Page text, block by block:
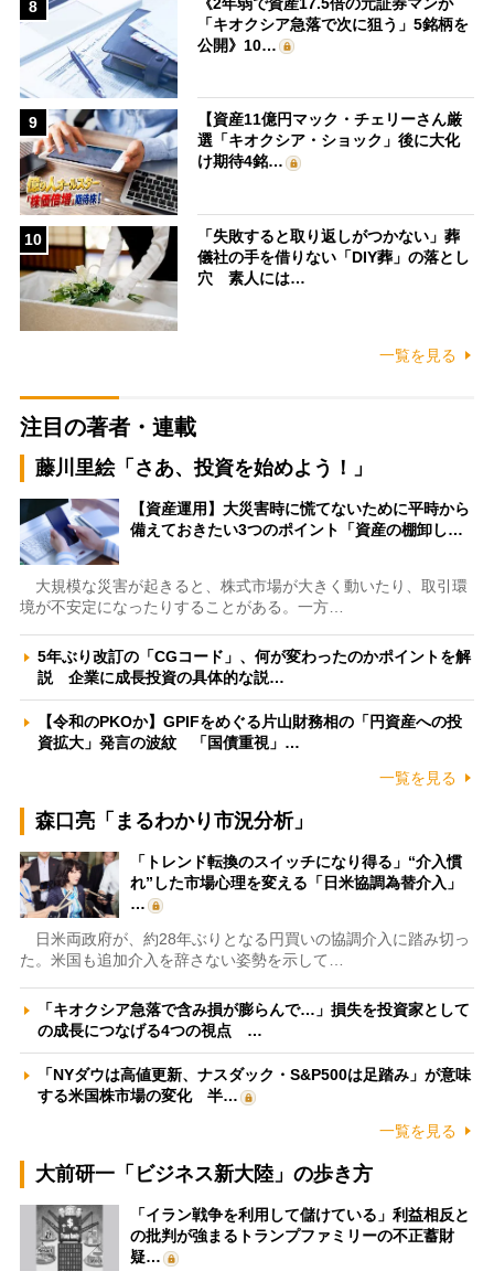
8
「キオクシア急落で次に狙う」5銘柄を
公開》10…
9
【資産11億円マック・チェリーさん厳
選「キオクシア・ショック」後に大化
け期待4銘…
10
「失敗すると取り返しがつかない」葬
儀社の手を借りない「DIY葬」の落とし
穴 素人には…
一覧を見る
注目の著者・連載
藤川里絵「さあ、投資を始めよう！」
【資産運用】大災害時に慌てないために平時から
備えておきたい3つのポイント「資産の棚卸し…
大規模な災害が起きると、株式市場が大きく動いたり、取引環
境が不安定になったりすることがある。一方…
5年ぶり改訂の「CGコード」、何が変わったのかポイントを解
説 企業に成長投資の具体的な説…
【令和のPKOか】GPIFをめぐる片山財務相の「円資産への投
資拡大」発言の波紋 「国債重視」…
一覧を見る
森口亮「まるわかり市況分析」
「トレンド転換のスイッチになり得る」“介入慣
れ”した市場心理を変える「日米協調為替介入」
…
日米両政府が、約28年ぶりとなる円買いの協調介入に踏み切っ
た。米国も追加介入を辞さない姿勢を示して…
「キオクシア急落で含み損が膨らんで…」損失を投資家として
の成長につなげる4つの視点 …
「NYダウは高値更新、ナスダック・S&P500は足踏み」が意味
する米国株市場の変化 半…
一覧を見る
大前研一「ビジネス新大陸」の歩き方
「イラン戦争を利用して儲けている」利益相反と
の批判が強まるトランプファミリーの不正蓄財
疑…